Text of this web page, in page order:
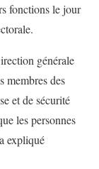
fonctions le jour
générale
membres des
et de sécurité
les personnes
expliqué